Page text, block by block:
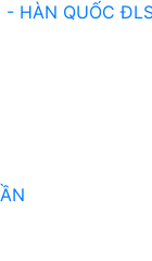
- HÀN QUỐC